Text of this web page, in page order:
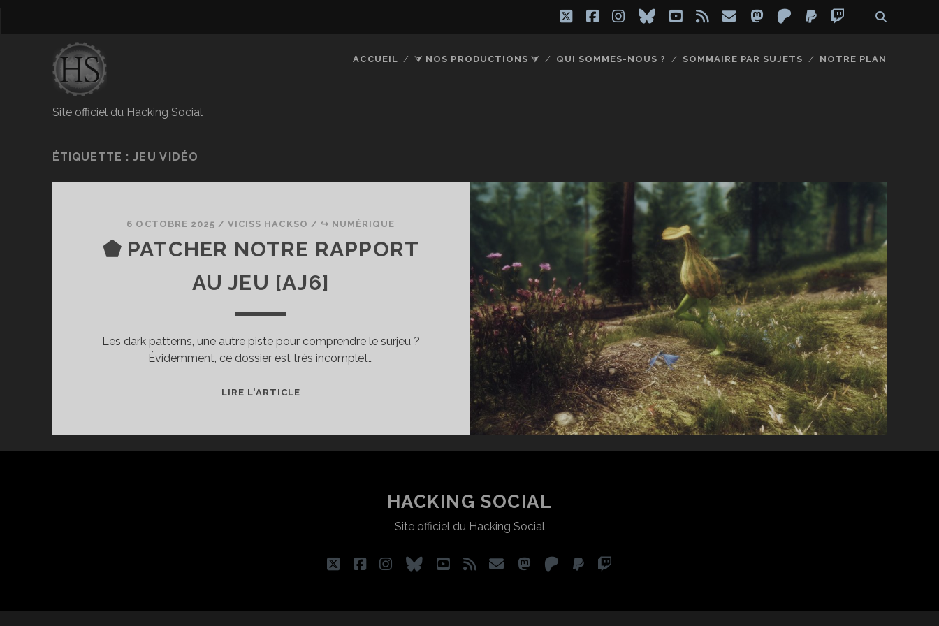
twitterfacebook
instagram
blueskyyoutube
rss emailmastodon
patreon
paypaltwitch
Site officiel du Hacking Social
ACCUEIL ⮛ NOS PRODUCTIONS ⮛ QUI SOMMES-NOUS ? SOMMAIRE PAR SUJETS NOTRE PLAN
ÉTIQUETTE :JEU VIDÉO
6 OCTOBRE 2025 /VICISS HACKSO / ↪ NUMÉRIQUE
⬟ PATCHER NOTRE RAPPORT
AU JEU [AJ6]
Les dark patterns, une autre piste pour comprendre le surjeu ?
Évidemment, ce dossier est très incomplet…
LIRE L'ARTICLE
HACKING SOCIAL
Site officiel du Hacking Social
twitterfacebook
instagram
blueskyyoutube
rss emailmastodon
patreon
paypal